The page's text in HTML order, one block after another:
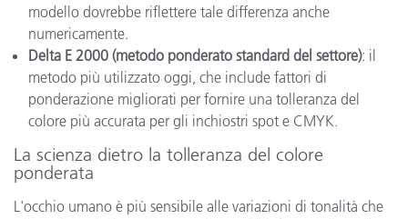
modello dovrebbe riflettere tale differenza anche
numericamente.
Delta E 2000 (metodo ponderato standard del settore): il
metodo più utilizzato oggi, che include fattori di
ponderazione migliorati per fornire una tolleranza del
colore più accurata per gli inchiostri spot e CMYK.
La scienza dietro la tolleranza del colore
ponderata
L'occhio umano è più sensibile alle variazioni di tonalità che